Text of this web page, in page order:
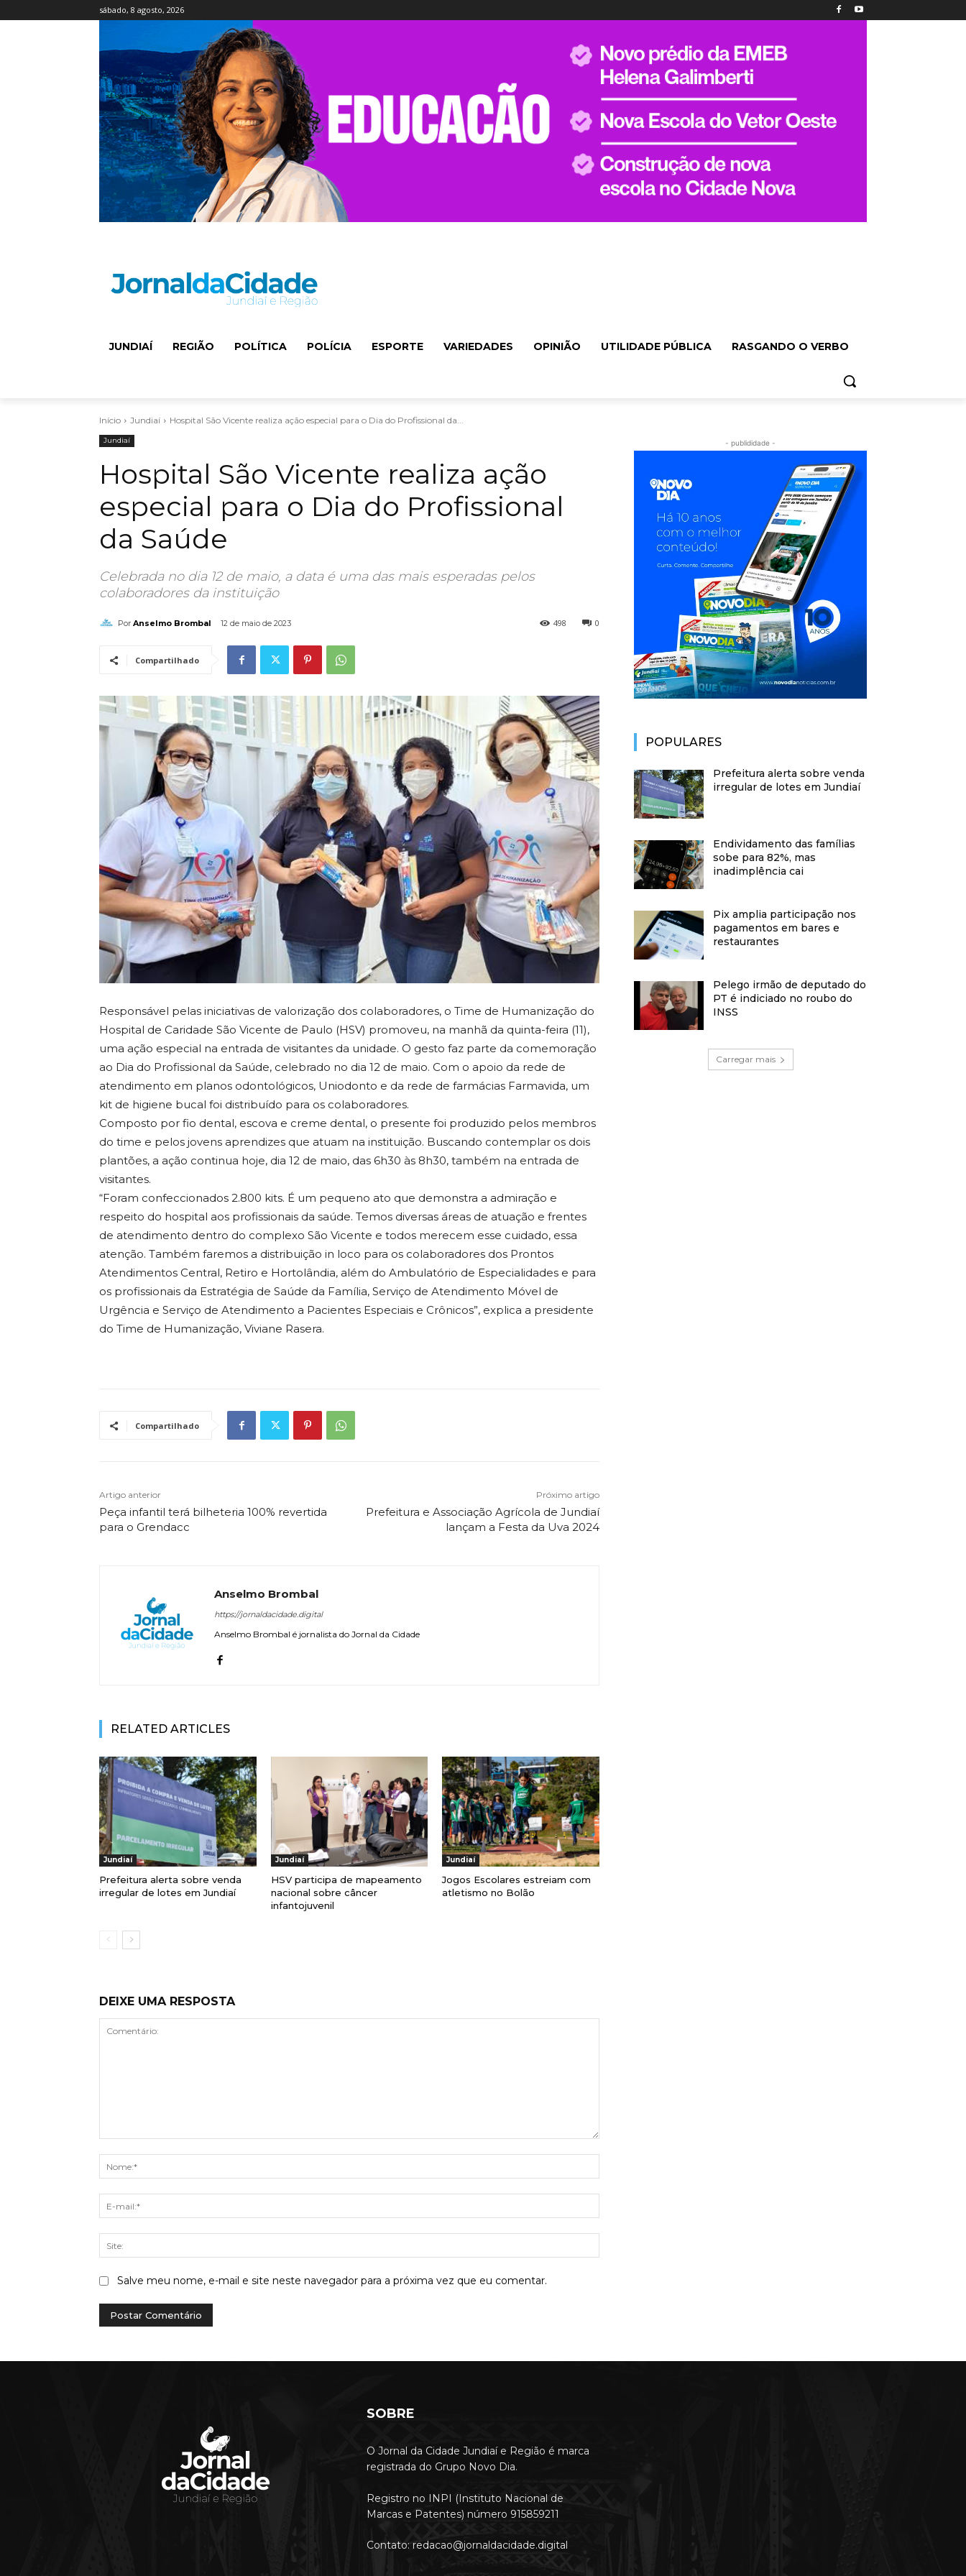
sábado, 8 agosto, 2026
JUNDIAÍ REGIÃO POLÍTICA POLÍCIA ESPORTE VARIEDADES OPINIÃO UTILIDADE PÚBLICA RASGANDO O VERBO
Início Jundiaí Hospital São Vicente realiza ação especial para o Dia do Profissional da...
Jundiaí
Hospital São Vicente realiza ação
especial para o Dia do Profissional
da Saúde
Celebrada no dia 12 de maio, a data é uma das mais esperadas pelos
colaboradores da instituição
Por Anselmo Brombal 12 de maio de 2023 0
498
Compartilhado
Responsável pelas iniciativas de valorização dos colaboradores, o Time de Humanização do
Hospital de Caridade São Vicente de Paulo (HSV) promoveu, na manhã da quinta-feira (11),
uma ação especial na entrada de visitantes da unidade. O gesto faz parte da comemoração
ao Dia do Profissional da Saúde, celebrado no dia 12 de maio. Com o apoio da rede de
atendimento em planos odontológicos, Uniodonto e da rede de farmácias Farmavida, um
kit de higiene bucal foi distribuído para os colaboradores.
Composto por fio dental, escova e creme dental, o presente foi produzido pelos membros
do time e pelos jovens aprendizes que atuam na instituição. Buscando contemplar os dois
plantões, a ação continua hoje, dia 12 de maio, das 6h30 às 8h30, também na entrada de
visitantes.
“Foram confeccionados 2.800 kits. É um pequeno ato que demonstra a admiração e
respeito do hospital aos profissionais da saúde. Temos diversas áreas de atuação e frentes
de atendimento dentro do complexo São Vicente e todos merecem esse cuidado, essa
atenção. Também faremos a distribuição in loco para os colaboradores dos Prontos
Atendimentos Central, Retiro e Hortolândia, além do Ambulatório de Especialidades e para
os profissionais da Estratégia de Saúde da Família, Serviço de Atendimento Móvel de
Urgência e Serviço de Atendimento a Pacientes Especiais e Crônicos”, explica a presidente
do Time de Humanização, Viviane Rasera.
Compartilhado
Artigo anterior
Peça infantil terá bilheteria 100% revertida
para o Grendacc
Próximo artigo
Prefeitura e Associação Agrícola de Jundiaí
lançam a Festa da Uva 2024
Anselmo Brombal
https://jornaldacidade.digital
Anselmo Brombal é jornalista do Jornal da Cidade
RELATED ARTICLES
Jundiaí
Prefeitura alerta sobre venda
irregular de lotes em Jundiaí
Jundiaí
HSV participa de mapeamento
nacional sobre câncer
infantojuvenil
Jundiaí
Jogos Escolares estreiam com
atletismo no Bolão
DEIXE UMA RESPOSTA
mail:*
Salve meu nome, e-mail e site neste navegador para a próxima vez que eu comentar.
- publididade -
POPULARES
Prefeitura alerta sobre venda
irregular de lotes em Jundiaí
Endividamento das famílias
sobe para 82%, mas
inadimplência cai
Pix amplia participação nos
pagamentos em bares e
restaurantes
Pelego irmão de deputado do
PT é indiciado no roubo do
INSS
Carregar mais
SOBRE
O Jornal da Cidade Jundiaí e Região é marca
registrada do Grupo Novo Dia.
Registro no INPI (Instituto Nacional de
Marcas e Patentes) número 915859211
Contato: redacao@jornaldacidade.digital